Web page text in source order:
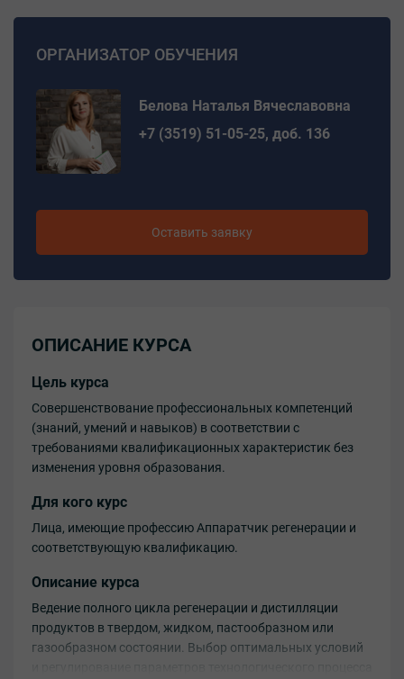
ОРГАНИЗАТОР ОБУЧЕНИЯ
Белова Наталья Вячеславовна
+7 (3519) 51-05-25, доб. 136
Оставить заявку
ОПИСАНИЕ КУРСА
Цель курса
Совершенствование профессиональных компетенций
(знаний, умений и навыков) в соответствии с
требованиями квалификационных характеристик без
изменения уровня образования.
Для кого курс
Лица, имеющие профессию Аппаратчик регенерации и
соответствующую квалификацию.
Описание курса
Ведение полного цикла регенерации и дистилляции
продуктов в твердом, жидком, пастообразном или
газообразном состоянии. Выбор оптимальных условий